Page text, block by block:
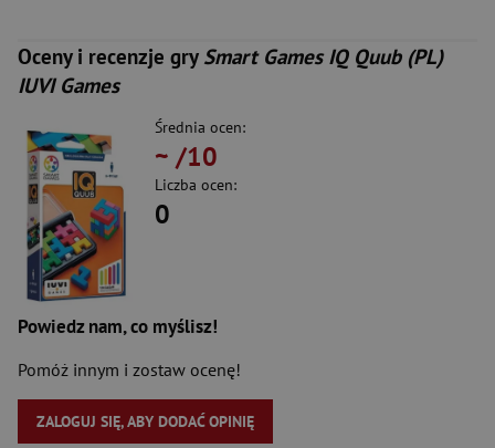
Oceny i recenzje gry Smart Games IQ Quub (PL)
IUVI Games
Średnia ocen:
~ /10
Liczba ocen:
0
Powiedz nam, co myślisz!
Pomóż innym i zostaw ocenę!
ZALOGUJ SIĘ, ABY DODAĆ OPINIĘ